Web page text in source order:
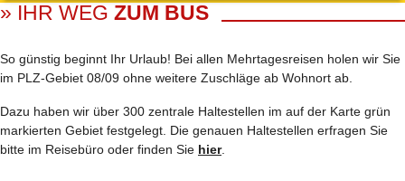
» IHR WEG ZUM BUS
So günstig beginnt Ihr Urlaub! Bei allen Mehrtages­reisen holen wir Sie
im PLZ-Gebiet 08/09 ohne weitere Zuschläge ab Wohnort ab.
Dazu haben wir über 300 zentrale Haltestellen im auf der Karte grün
markierten Gebiet festgelegt. Die genauen Haltestellen erfragen Sie
bitte im Reisebüro oder finden Sie hier.